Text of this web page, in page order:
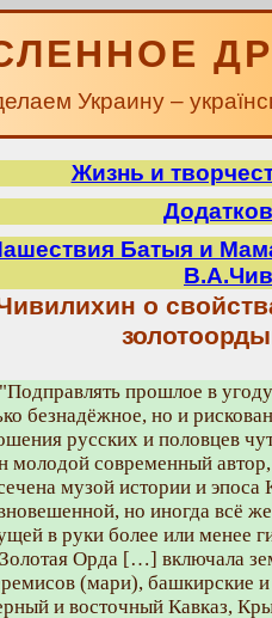
Украину –
Жизнь и
Батыя и
о
"Подправлять прошлое в
безнадёжное, но и
русских и половцев
молодой современный
музой истории и
но иногда всё
в руки более или менее
Золотая Орда […] включала
(мари), башкирские и
и восточный Кавказ,